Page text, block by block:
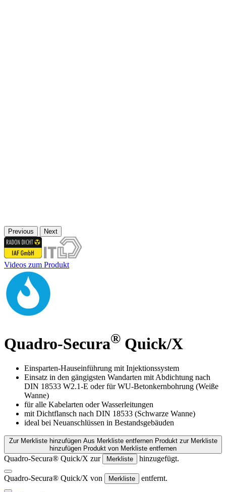
Previous Next
Videos zum Produkt
Quadro-Secura® Quick/X
Einsparten-Hauseinführung mit Injektionssystem
Einsatz in den gängigsten Wandarten mit Abdichtung nach
DIN 18533 W2.1-E oder für WU-Betonkernbohrung (Weiße
Wanne)
für alle Kabelarten oder Wasserleitungen
mit Dichtflansch nach DIN 18533 (Schwarze Wanne)
ideal bei Neuanschlüssen in Bestandsgebäuden
Zur Merkliste hinzufügen Aus Merkliste entfernen Produkt zur Merkliste
hinzufügen Produkt von Merkliste entfernen
Quadro-Secura® Quick/X zur Merkliste hinzugefügt.
Quadro-Secura® Quick/X von Merkliste entfernt.